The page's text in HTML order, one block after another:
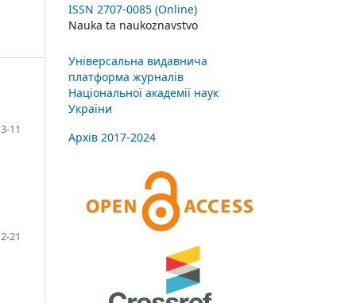
3-11
21
ISSN 2707-0085 (Online)
Nauka ta naukoznavstvo
Універсальна видавнича
платформа журналів
Національної академії наук
України
Архів 2017-2024